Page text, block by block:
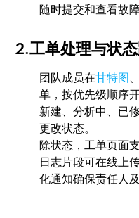
随时提交和查看故障
2.工单处理与状
团队成员在甘特图
单，按优先级顺序
新建、分析中、已
更改状态。
除状态，工单页面
日志片段可在线上
化通知确保责任人